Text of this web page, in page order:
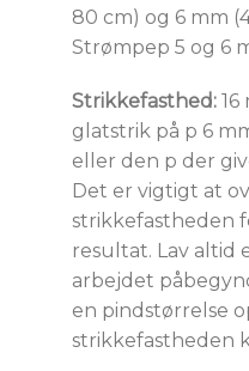
80 cm) og 6 mm
Strømpep 5 og 6
Strikkefasthed: 16
glatstrik på p 6
eller den p der
Det er vigtigt at
strikkefastheden
resultat. Lav altid
arbejdet
en pindstørrelse
strikkefastheden